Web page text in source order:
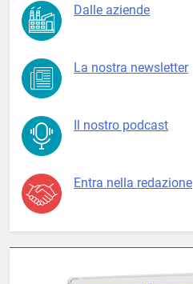
Dalle aziende
La nostra newsletter
Il nostro podcast
Entra nella redazione